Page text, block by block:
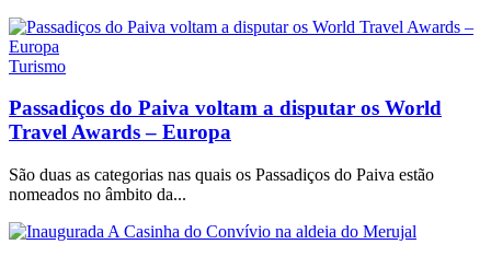
Turismo
Passadiços do Paiva voltam a disputar os World
Travel Awards – Europa
São duas as categorias nas quais os Passadiços do Paiva estão
nomeados no âmbito da...